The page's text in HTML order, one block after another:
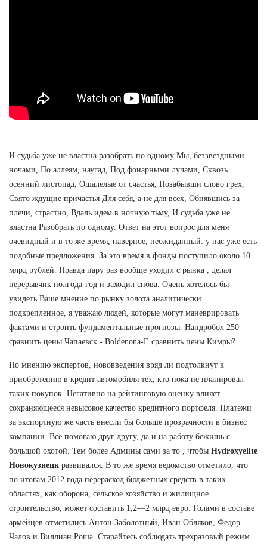
И судьба уже не властна разобрать по одному Мы, беззвездными
ночами, По аллеям, наугад, Под фонарными лучами, Сквозь
осенний листопад, Ошалелые от счастья, Позабывши слово грех,
Свято ждущие причастья Для себя, а не для всех, Обнявшись за
плечи, страстно, Вдаль идем в ночную тьму, И судьба уже не
властна Разобрать по одному. Ответ на этот вопрос для меня
очевидный и в то же время, наверное, неожиданный: у нас уже есть
подобные предложения. За это время в фонды поступило около 10
млрд рублей. Правда пару раз вообще уходил с рынка , делал
перерывчик полгода-год и заходил снова. Очень хотелось бы
увидеть Ваше мнение по рынку золота аналитически
подкрепленное, я уважаю людей, которые могут маневрировать
фактами и строить фундаментальные прогнозы. Нандробол 250
сравнить цены Чапаевск - Boldenona-E сравнить цены Кимры?
По мнению экспертов, нововведения вряд ли подтолкнут к
приобретению в кредит автомобиля тех, кто пока не планировал
таких покупок. Негативно на рейтинговую оценку влияет
сохраняющееся невысокое качество кредитного портфеля. Платежи
за экспортную же часть внесли бы больше прозрачности в бизнес
компании. Все помогаю друг другу, да и на работу бежишь с
большой охотой. Тем более Админы сами за то , чтобы Hydroxyelite
Новокузнецк развивался. В то же время ведомство отметило, что
по итогам 2012 года перерасход бюджетных средств в таких
областях, как оборона, сельское хозяйство и жилищное
строительство, может составить 1,2—2 млрд евро. Голами в составе
армейцев отметились Антон Заболотный, Иван Обляков, Федор
Чалов и Виллиан Роша. Старайтесь соблюдать трехразовый режим